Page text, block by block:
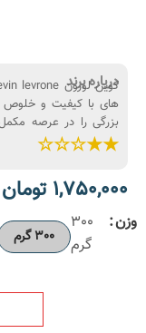
درباره برند
های با کیفیت و خلوص
بزرگی را در عرصه
★★☆☆☆
1,750,000 تومان
وزن
300
گرم
300 گرم